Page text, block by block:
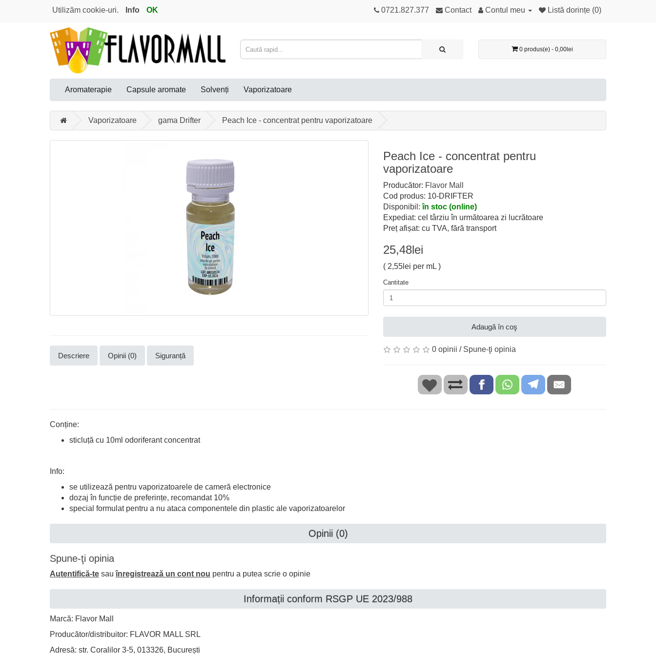
Utilizăm cookie-uri. Info OK 0721.827.377 Contact Contul meu Listă dorințe (0)
0 produs(e) - 0,00lei
Aromaterapie Capsule aromate Solvenți Vaporizatoare
Vaporizatoare gama Drifter Peach Ice - concentrat pentru vaporizatoare
Descriere Opinii (0) Siguranță
Peach Ice - concentrat pentru
vaporizatoare
Producător: Flavor Mall
Cod produs: 10-DRIFTER
Disponibil:în stoc (online)
Expediat: cel târziu în următoarea zi lucrătoare
Preț afișat: cu TVA, fără transport
25,48lei
( 2,55lei per mL )
Cantitate
Adaugă în coş
0 opinii / Spune-ţi opinia
Conține:
sticluță cu 10ml odoriferant concentrat
Info:
se utilizează pentru vaporizatoarele de cameră electronice
dozaj în funcție de preferințe, recomandat 10%
special formulat pentru a nu ataca componentele din plastic ale vaporizatoarelor
Opinii (0)
Spune-ţi opinia
Autentifică-te sauînregistrează un cont nou pentru a putea scrie o opinie
Informații conform RSGP UE 2023/988
Marcă: Flavor Mall
Producător/distribuitor: FLAVOR MALL SRL
Adresă: str. Coralilor 3-5, 013326, București